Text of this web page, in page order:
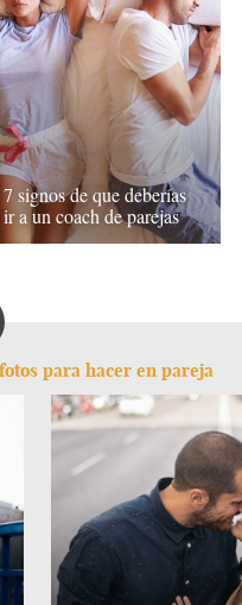
7 signos de que deberías
ir a un coach de parejas
para hacer en pareja